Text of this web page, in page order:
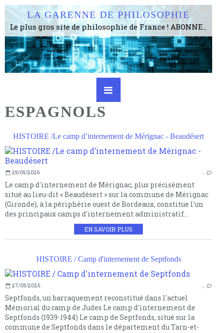
LA GARENNE DE PHILOSOPHIE
Le plus gros site de philosophie de France ! ABONNEZ-VOUS ! 4115 Articles, 1634 abonné·e·s, depuis 2006 . . . . . . . . 2 852 214 pages vues jusqu'à présent. Prestance et être apte à un plus grand nombre de choses.
ESPAGNOLS
HISTOIRE /Le camp d’internement de Mérignac - Beaudésert
29/05/2026 …
Le camp d'internement de Mérignac, plus précisément
situé au lieu-dit « Beaudésert » sur la commune de Mérignac
(Gironde), à la périphérie ouest de Bordeaux, constitue l'un
des principaux camps d'internement administratif...
EN SAVOIR PLUS
HISTOIRE / Camp d'internement de Septfonds
27/05/2026 …
Septfonds, un barraquement reconstitué dans l'actuel
Mémorial du camp de Judes Le camp d'internement de
Septfonds (1939-1944) Le camp de Septfonds, situé sur la
commune de Septfonds dans le département du Tarn-et-